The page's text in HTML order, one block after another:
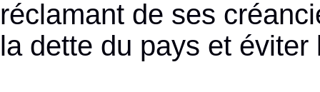
réclamant de ses
la dette du pays et éviter